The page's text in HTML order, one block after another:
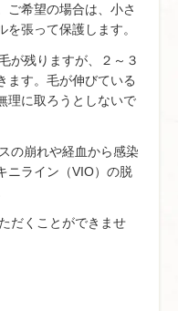
ご希望の場合は、小さ
張って保護します。
が残りますが、２～３
ます。毛が伸びている
理に取ろうとしないで
の崩れや経血から感染
ニライン（VIO）の脱
だくことができませ